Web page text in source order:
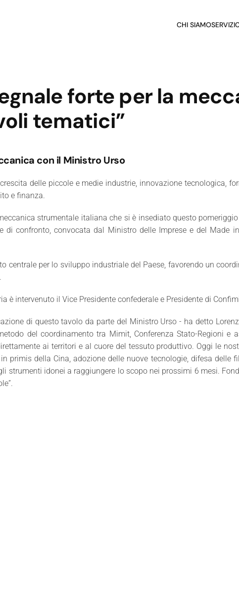
CHI SIAMOSERVIZI
forte per la
tematici”
con il Ministro Urso
delle piccole e medie industrie, innovazione tecnologica,
e finanza.
strumentale italiana che si è insediato questo
di confronto, convocata dal Ministro delle Imprese e del Made
centrale per lo sviluppo industriale del Paese, favorendo un
è intervenuto il Vice Presidente confederale e Presidente di
di questo tavolo da parte del Ministro Urso - ha detto
del coordinamento tra Mimit, Conferenza Stato-Regioni
ai territori e al cuore del tessuto produttivo. Oggi le
primis della Cina, adozione delle nuove tecnologie, difesa
strumenti idonei a raggiungere lo scopo nei prossimi 6 mesi.